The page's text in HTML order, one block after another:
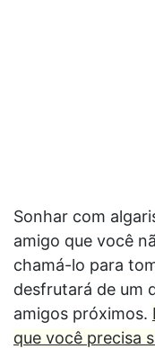
Sonhar com
amigo que você
chamá-lo para
desfrutará de um
amigos próximos.
que você precisa